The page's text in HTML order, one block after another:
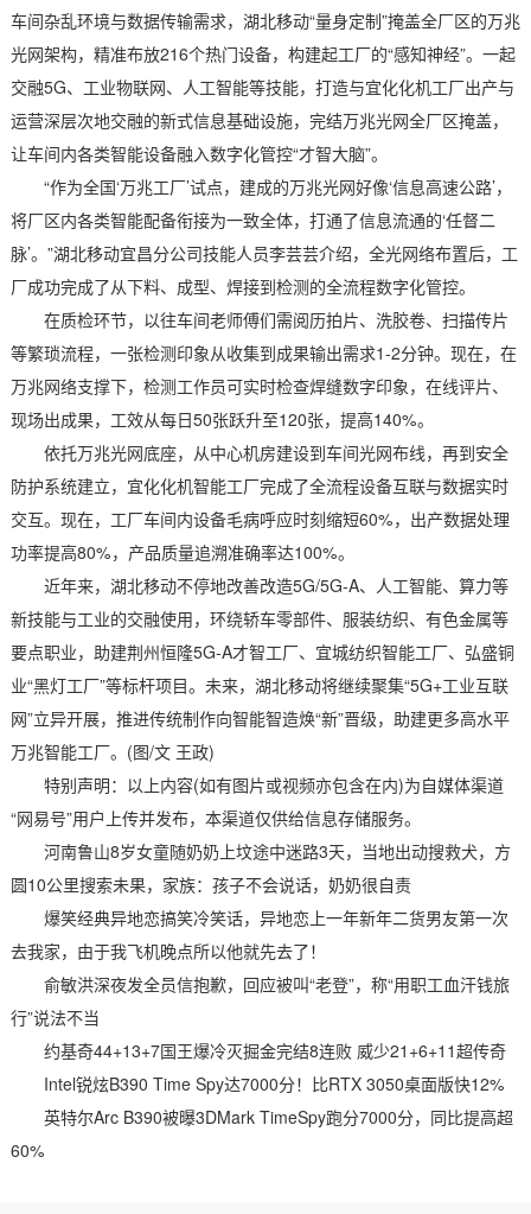
车间杂乱环境与数据传输需求，湖北移动“量身定制”掩盖全厂区的万兆
光网架构，精准布放216个热门设备，构建起工厂的“感知神经”。一起
交融5G、工业物联网、人工智能等技能，打造与宜化化机工厂出产与
运营深层次地交融的新式信息基础设施，完结万兆光网全厂区掩盖，
让车间内各类智能设备融入数字化管控“才智大脑”。
“作为全国‘万兆工厂’试点，建成的万兆光网好像‘信息高速公路’，
将厂区内各类智能配备衔接为一致全体，打通了信息流通的‘任督二
脉’。”湖北移动宜昌分公司技能人员李芸芸介绍，全光网络布置后，工
厂成功完成了从下料、成型、焊接到检测的全流程数字化管控。
在质检环节，以往车间老师傅们需阅历拍片、洗胶卷、扫描传片
等繁琐流程，一张检测印象从收集到成果输出需求1-2分钟。现在，在
万兆网络支撑下，检测工作员可实时检查焊缝数字印象，在线评片、
现场出成果，工效从每日50张跃升至120张，提高140%。
依托万兆光网底座，从中心机房建设到车间光网布线，再到安全
防护系统建立，宜化化机智能工厂完成了全流程设备互联与数据实时
交互。现在，工厂车间内设备毛病呼应时刻缩短60%，出产数据处理
功率提高80%，产品质量追溯准确率达100%。
近年来，湖北移动不停地改善改造5G/5G-A、人工智能、算力等
新技能与工业的交融使用，环绕轿车零部件、服装纺织、有色金属等
要点职业，助建荆州恒隆5G-A才智工厂、宜城纺织智能工厂、弘盛铜
业“黑灯工厂”等标杆项目。未来，湖北移动将继续聚集“5G+工业互联
网”立异开展，推进传统制作向智能智造焕“新”晋级，助建更多高水平
万兆智能工厂。(图/文 王政)
特别声明：以上内容(如有图片或视频亦包含在内)为自媒体渠道
“网易号”用户上传并发布，本渠道仅供给信息存储服务。
河南鲁山8岁女童随奶奶上坟途中迷路3天，当地出动搜救犬，方
圆10公里搜索未果，家族：孩子不会说话，奶奶很自责
爆笑经典异地恋搞笑冷笑话，异地恋上一年新年二货男友第一次
去我家，由于我飞机晚点所以他就先去了！
俞敏洪深夜发全员信抱歉，回应被叫“老登”，称“用职工血汗钱旅
行”说法不当
约基奇44+13+7国王爆冷灭掘金完结8连败 威少21+6+11超传奇
Intel锐炫B390 Time Spy达7000分！比RTX 3050桌面版快12%
英特尔Arc B390被曝3DMark TimeSpy跑分7000分，同比提高超
60%